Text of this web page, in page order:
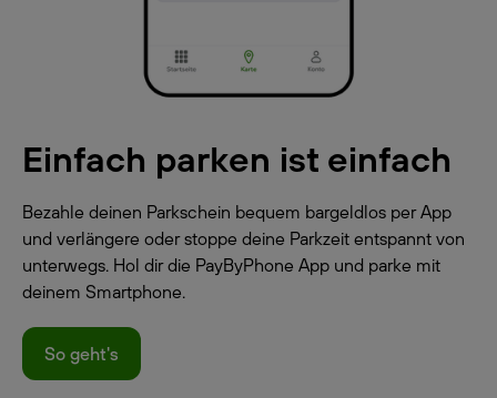
Einfach parken ist einfach
Bezahle deinen Parkschein bequem bargeldlos per App
und verlängere oder stoppe deine Parkzeit entspannt von
unterwegs. Hol dir die PayByPhone App und parke mit
deinem Smartphone.
So geht's